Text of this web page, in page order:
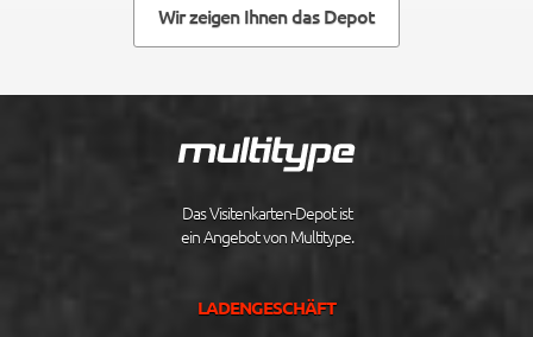
Wir zeigen Ihnen das Depot
Das Visitenkarten-Depot ist
ein Angebot von Multitype.
LADENGESCHÄFT